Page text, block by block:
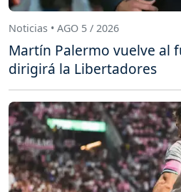
Noticias • AGO 5 / 2026
Martín Palermo vuelve al
dirigirá la Libertadores